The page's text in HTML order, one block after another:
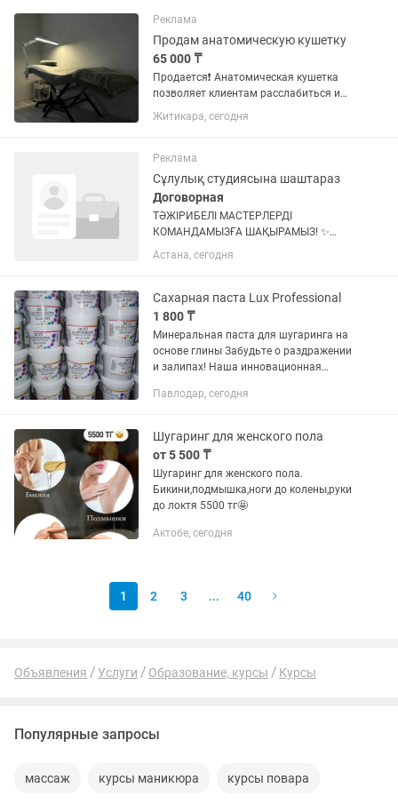
Подготовка материалов и рабочего...
Реклама
Продам анатомическую кушетку
65 000 ₸
Продается❗️ Анатомическая кушетка
позволяет клиентам расслабиться и
комфортно переносить длительные
процедуры, такие как: наращивание
перманентный макияж и прочие...
Житикара, сегодня
Реклама
Сұлулық студиясына шаштараз
Договорная
ТӘЖІРИБЕЛІ МАСТЕРЛЕРДІ
КОМАНДАМЫЗҒА ШАҚЫРАМЫЗ! ✨
Жаңа, жайлы әрі әдемі салонда сізді
жұмыс күтіп тұр! 💕 Бізге қажет: 💅
Кірпік шебері 🍯 Шугаринг шебері 🎨...
Астана, сегодня
Сахарная паста Lux Professional
1 800 ₸
Минеральная паста для шугаринга на
основе глины Забудьте о раздражении
и залипах! Наша инновационная
сахарный шугаринг и целебные
Павлодар, сегодня
Шугаринг для женского пола
от 5 500 ₸
Шугаринг для женского пола.
Бикини,подмышка,ноги до колены,руки
до локтя 5500 тг🤩
Актобе, сегодня
1 2 3 ... 40
Объявления Услуги Образование, курсы Курсы
Популярные запросы
массаж курсы маникюра курсы повара